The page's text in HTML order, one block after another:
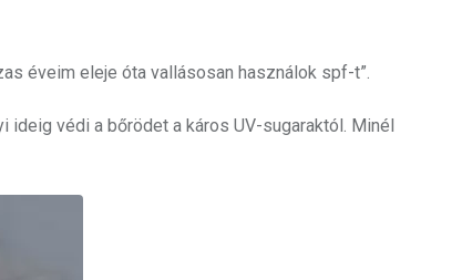
éveim eleje óta vallásosan használok spf-t”.
ideig védi a bőrödet a káros UV-sugaraktól. Minél